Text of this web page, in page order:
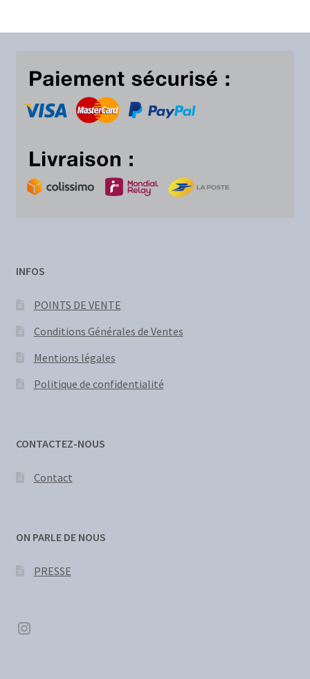
INFOS
POINTS DE VENTE
Conditions Générales de Ventes
Mentions légales
Politique de confidentialité
CONTACTEZ-NOUS
Contact
ON PARLE DE NOUS
PRESSE
Instagram